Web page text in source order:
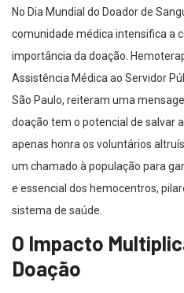
No Dia Mundial do Doador de
comunidade médica intensifica a
importância da doação.
Assistência Médica ao Servidor
São Paulo, reiteram uma
doação tem o potencial de salvar
apenas honra os voluntários
um chamado à população para
e essencial dos hemocentros,
sistema de saúde.
O Impacto
Doação